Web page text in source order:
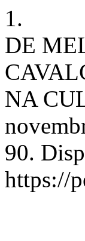
1.
DE
NA
90.
https://